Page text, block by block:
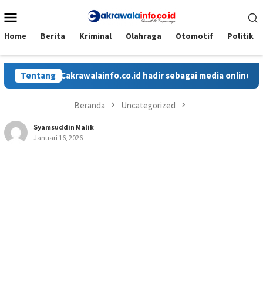
ke
Mobile
Home Berita Kriminal Olahraga Otomotif Politik
Tentang
Cakrawalainfo.co.id hadir sebagai media online yang
Beranda Uncategorized
Syamsuddin Malik
Januari 16, 2026